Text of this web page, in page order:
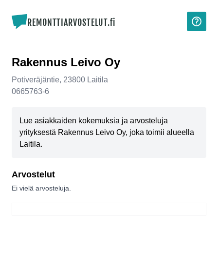
REMONTTIARVOSTELUT.fi
Rakennus Leivo Oy
Potiveräjäntie, 23800 Laitila
0665763-6
Lue asiakkaiden kokemuksia ja arvosteluja
yrityksestä Rakennus Leivo Oy, joka toimii alueella
Laitila.
Arvostelut
Ei vielä arvosteluja.